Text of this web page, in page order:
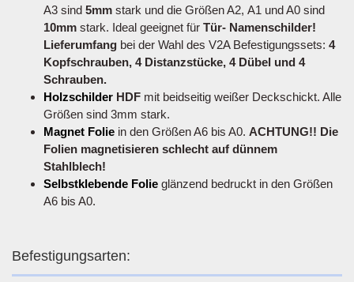
A3 sind 5mm stark und die Größen A2, A1 und A0 sind
10mm stark. Ideal geeignet für Tür- Namenschilder!
Lieferumfang bei der Wahl des V2A Befestigungssets: 4
Kopfschrauben, 4 Distanzstücke, 4 Dübel und 4
Schrauben.
Holzschilder HDF mit beidseitig weißer Deckschickt. Alle
Größen sind 3mm stark.
Magnet Folie in den Größen A6 bis A0. ACHTUNG!! Die
Folien magnetisieren schlecht auf dünnem
Stahlblech!
Selbstklebende Folie glänzend bedruckt in den Größen
A6 bis A0.
Befestigungsarten: